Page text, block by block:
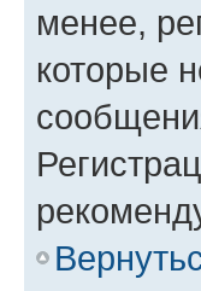
менее,
которые